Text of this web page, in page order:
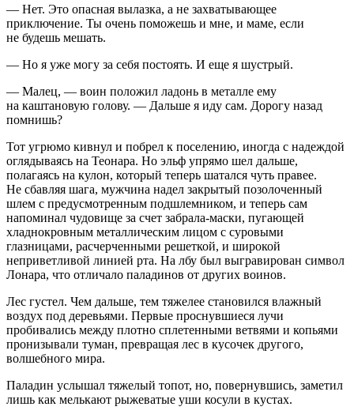
— Нет. Это опасная вылазка, а не захватывающее
приключение. Ты очень поможешь и мне, и маме, если
не будешь мешать.
— Но я уже могу за себя постоять. И еще я шустрый.
— Малец, — воин положил ладонь в металле ему
на каштановую голову. — Дальше я иду сам. Дорогу назад
помнишь?
Тот угрюмо кивнул и побрел к поселению, иногда с надеждой
оглядываясь на Теонара. Но эльф упрямо шел дальше,
полагаясь на кулон, который теперь шатался чуть правее.
Не сбавляя шага, мужчина надел закрытый позолоченный
шлем с предусмотренным подшлемником, и теперь сам
напоминал чудовище за счет забрала-маски, пугающей
хладнокровным металлическим лицом с суровыми
глазницами, расчерченными решеткой, и широкой
неприветливой линией рта. На лбу был выгравирован символ
Лонара, что отличало паладинов от других воинов.
Лес густел. Чем дальше, тем тяжелее становился влажный
воздух под деревьями. Первые проснувшиеся лучи
пробивались между плотно сплетенными ветвями и копьями
пронизывали туман, превращая лес в кусочек другого,
волшебного мира.
Паладин услышал тяжелый топот, но, повернувшись, заметил
лишь как мелькают рыжеватые уши косули в кустах.